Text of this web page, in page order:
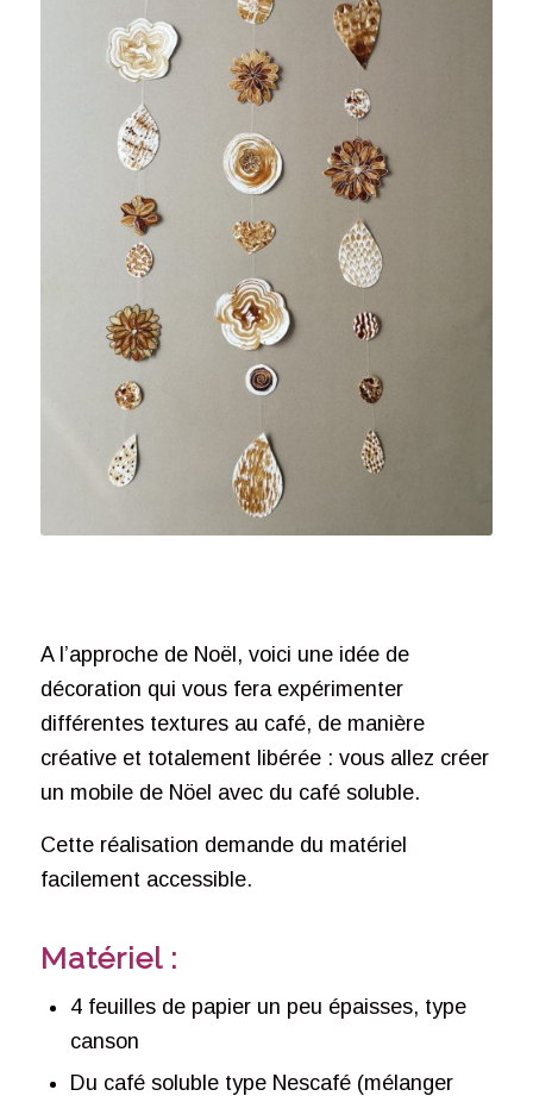
A l’approche de Noël, voici une idée de
décoration qui vous fera expérimenter
différentes textures au café, de manière
créative et totalement libérée : vous allez créer
un mobile de Nöel avec du café soluble.
Cette réalisation demande du matériel
facilement accessible.
Matériel :
4 feuilles de papier un peu épaisses, type
canson
Du café soluble type Nescafé (mélanger